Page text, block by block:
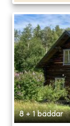
8 + 1 bäddar